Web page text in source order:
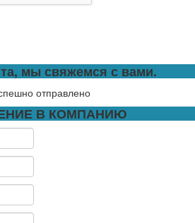
мы свяжемся с вами.
отправлено
В КОМПАНИЮ